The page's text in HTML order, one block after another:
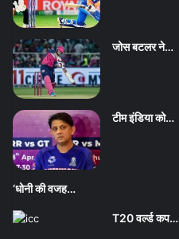
जोस बटलर ने…
टीम इंडिया को…
‘धोनी की वजह…
T20 वर्ल्ड कप…